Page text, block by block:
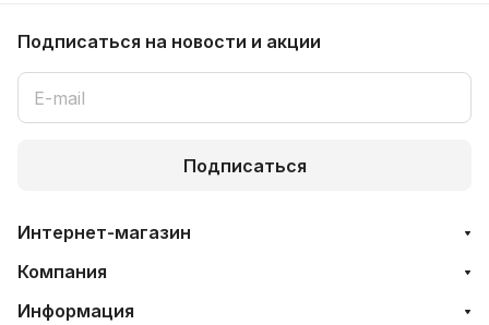
Подписаться на новости и акции
Подписаться
Интернет-магазин
Компания
Информация